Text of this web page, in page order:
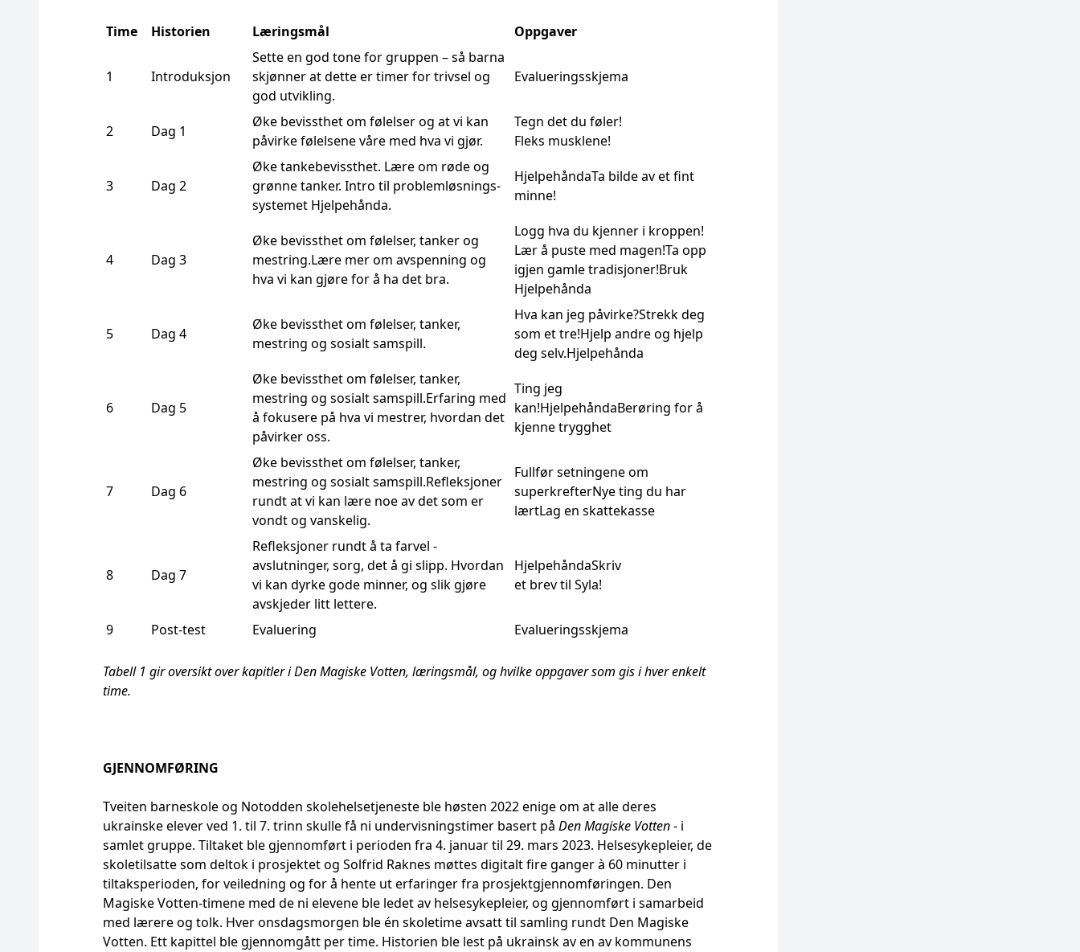
Time Historien Læringsmål Oppgaver
1 Introduksjon
Sette en god tone for gruppen – så barna
skjønner at dette er timer for trivsel og
god utvikling.
Evalueringsskjema
2 Dag 1
Øke bevissthet om følelser og at vi kan
påvirke følelsene våre med hva vi gjør.
Tegn det du føler!
Fleks musklene!
3 Dag 2
Øke tankebevissthet. Lære om røde og
grønne tanker. Intro til problemløsnings-
systemet Hjelpehånda.
HjelpehåndaTa bilde av et fint
minne!
4 Dag 3
Øke bevissthet om følelser, tanker og
mestring.Lære mer om avspenning og
hva vi kan gjøre for å ha det bra.
Logg hva du kjenner i kroppen!
Lær å puste med magen!Ta opp
igjen gamle tradisjoner!Bruk
Hjelpehånda
5 Dag 4
Øke bevissthet om følelser, tanker,
mestring og sosialt samspill.
Hva kan jeg påvirke?Strekk deg
som et tre!Hjelp andre og hjelp
deg selv.Hjelpehånda
6 Dag 5
Øke bevissthet om følelser, tanker,
mestring og sosialt samspill.Erfaring med
å fokusere på hva vi mestrer, hvordan det
påvirker oss.
Ting jeg
kan!HjelpehåndaBerøring for å
kjenne trygghet
7 Dag 6
Øke bevissthet om følelser, tanker,
mestring og sosialt samspill.Refleksjoner
rundt at vi kan lære noe av det som er
vondt og vanskelig.
Fullfør setningene om
superkrefterNye ting du har
lærtLag en skattekasse
8 Dag 7
Refleksjoner rundt å ta farvel -
avslutninger, sorg, det å gi slipp. Hvordan
vi kan dyrke gode minner, og slik gjøre
avskjeder litt lettere.
HjelpehåndaSkriv
et brev til Syla!
9 Post-test Evaluering Evalueringsskjema
Tabell 1 gir oversikt over kapitler i Den Magiske Votten, læringsmål, og hvilke oppgaver som gis i hver enkelt
time.
GJENNOMFØRING
Tveiten barneskole og Notodden skolehelsetjeneste ble høsten 2022 enige om at alle deres
ukrainske elever ved 1. til 7. trinn skulle få ni undervisningstimer basert på Den Magiske Votten- i
samlet gruppe. Tiltaket ble gjennomført i perioden fra 4. januar til 29. mars 2023. Helsesykepleier, de
skoletilsatte som deltok i prosjektet og Solfrid Raknes møttes digitalt fire ganger à 60 minutter i
tiltaksperioden, for veiledning og for å hente ut erfaringer fra prosjektgjennomføringen. Den
Magiske Votten-timene med de ni elevene ble ledet av helsesykepleier, og gjennomført i samarbeid
med lærere og tolk. Hver onsdagsmorgen ble én skoletime avsatt til samling rundt Den Magiske
Votten. Ett kapittel ble gjennomgått per time. Historien ble lest på ukrainsk av en av kommunens